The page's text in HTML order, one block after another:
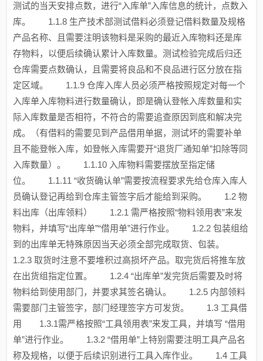
测试的当天安排点数，进行“入库单”入库信息的统计，点数入
库。 1.1.8 生产技术部测试借料必须登记借料数量及规格
产品名称、且需要注明该物料是采购的最近入库物料还是库
存物料，以便后续确认累计入库数量。测试检验完成后归还
仓库需要点数确认，且需要将良品和不良品进行区分放在指
定区域。 1.1.9 仓库入库人员必须严格按照规定对每一个
入库单入库物料进行数量确认，即是确认登帐入库数量和实
际入库数量是否相符，不符合的需要追查原因到底和解决完
成。（有借料的需要见到产品借用单据，测试坏的需要补单
且不能登帐入库，如登帐入库需要开“退货厂通知单”扣除等同
入库数量）。 1.1.10 入库物料需要摆放至指定储
位。 1.1.11 “收货确认单”需要按流程要求先给仓库入库人
员确认登记再给到仓库主管签字后才能给到采购。 1.2 物
料出库（出库领料） 1.2.1 需严格按照“物料领用表”来发
物料，并填写“出库单”“借用单”进行作业。 1.2.2 包装组给
到的出库单无特殊原因当天必须全部完成取货、包装。
1.2.3 取货时注意不要堆积过高损坏产品。取完货后将推车放
在出货组指定位置。 1.2.4 “出库单”发完货后需要及时将
物料给到使用部门，并要求其签名确认。 1.2.5 内部领料
需要部门主管签字，部门经理签字方可发货。 1.3 工具借
用 1.3.1需严格按照“工具领用表”来发工具，并填写 “借用
单”进行作业。 1.3.2 “借用单”上特别需要注明工具产品名
称及规格，以便于后续识别进行工具入库作业。 1.4 工具